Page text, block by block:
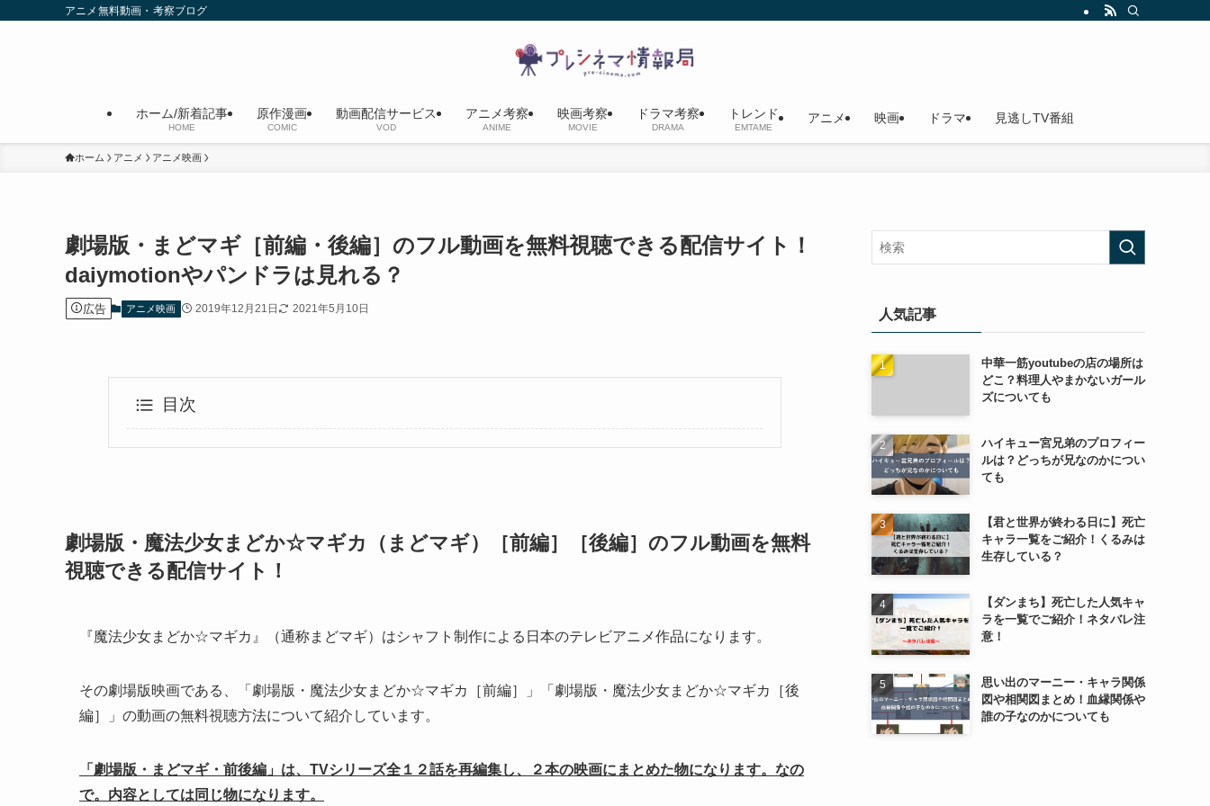
アニメ無料動画・考察ブログ
ホーム/新着記事
HOME
原作漫画
COMIC
動画配信サービス
VOD
アニメ考察
ANIME
映画考察
MOVIE
ドラマ考察
DRAMA
トレンド
EMTAME
アニメ 映画 ドラマ 見逃しTV番組
ホーム アニメ アニメ映画
劇場版・まどマギ［前編・後編］のフル動画を無料視聴できる配信サイト！
daiymotionやパンドラは見れる？
広告 アニメ映画 2019年12月21日 2021年5月10日
目次
劇場版・魔法少女まどか☆マギカ（まどマギ）［前編］［後編］のフル動画を無料
視聴できる配信サイト！
『魔法少女まどか☆マギカ』（通称まどマギ）はシャフト制作による日本のテレビアニメ作品になります。
その劇場版映画である、「劇場版・魔法少女まどか☆マギカ［前編］」「劇場版・魔法少女まどか☆マギカ［後
編］」の動画の無料視聴方法について紹介しています。
「劇場版・まどマギ・前後編」は、TVシリーズ全１２話を再編集し、２本の映画にまとめた物になります。なの
で。内容としては同じ物になります。
人気記事
中華一筋youtubeの店の場所は
どこ？料理人やまかないガール
ズについても
ハイキュー宮兄弟のプロフィー
ルは？どっちが兄なのかについ
ても
【君と世界が終わる日に】死亡
キャラ一覧をご紹介！くるみは
生存している？
【ダンまち】死亡した人気キャ
ラを一覧でご紹介！ネタバレ注
意！
思い出のマーニー・キャラ関係
図や相関図まとめ！血縁関係や
誰の子なのかについても